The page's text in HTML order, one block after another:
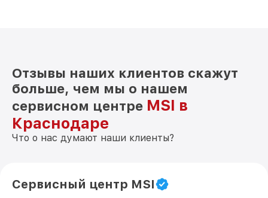
Отзывы наших клиентов скажут
больше, чем мы о нашем
сервисном центре MSI в
Краснодаре
Что о нас думают наши клиенты?
Сервисный центр MSI